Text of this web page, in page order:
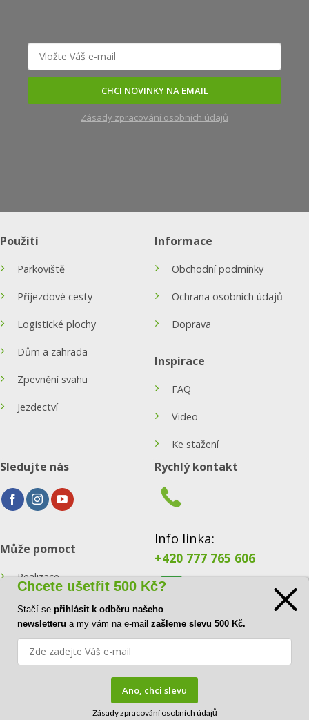
CHCI NOVINKY NA EMAIL
Zásady zpracování osobních údajů
Použití
Parkoviště
Příjezdové cesty
Logistické plochy
Dům a zahrada
Zpevnění svahu
Jezdectví
Informace
Obchodní podmínky
Ochrana osobních údajů
Doprava
Inspirace
FAQ
Video
Ke stažení
Sledujte nás
Může pomoct
Realizace
Konfigurátor
Kontakt
Rychlý kontakt
Info linka:
+420 777 765 606
E-mail:
Chcete ušetřit 500 Kč?
Stačí se přihlásit k odběru našeho
newsletteru a my vám na e-mail zašleme slevu 500 Kč.
Ano, chci slevu
Zásady zpracování osobních údajů